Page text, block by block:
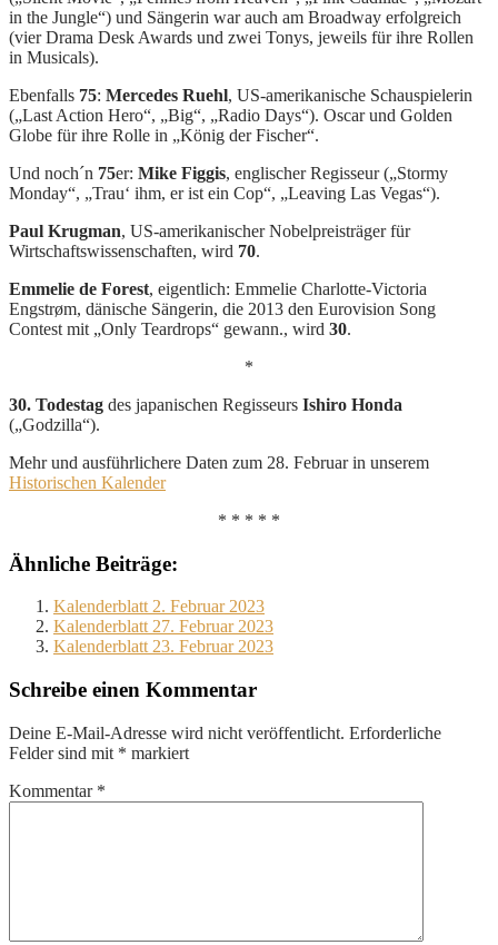
in the Jungle“) und Sängerin war auch am Broadway erfolgreich
(vier Drama Desk Awards und zwei Tonys, jeweils für ihre Rollen
in Musicals).
Ebenfalls 75: Mercedes Ruehl, US-amerikanische Schauspielerin
(„Last Action Hero“, „Big“, „Radio Days“). Oscar und Golden
Globe für ihre Rolle in „König der Fischer“.
Und noch´n 75er: Mike Figgis, englischer Regisseur („Stormy
Monday“, „Trau‘ ihm, er ist ein Cop“, „Leaving Las Vegas“).
Paul Krugman, US-amerikanischer Nobelpreisträger für
Wirtschaftswissenschaften, wird 70.
Emmelie de Forest, eigentlich: Emmelie Charlotte-Victoria
Engstrøm, dänische Sängerin, die 2013 den Eurovision Song
Contest mit „Only Teardrops“ gewann., wird 30.
*
30. Todestag des japanischen Regisseurs Ishiro Honda
(„Godzilla“).
Mehr und ausführlichere Daten zum 28. Februar in unserem
Historischen Kalender
* * * * *
Ähnliche Beiträge:
Kalenderblatt 2. Februar 2023
Kalenderblatt 27. Februar 2023
Kalenderblatt 23. Februar 2023
Schreibe einen Kommentar
Deine E-Mail-Adresse wird nicht veröffentlicht. Erforderliche
Felder sind mit * markiert
Kommentar *